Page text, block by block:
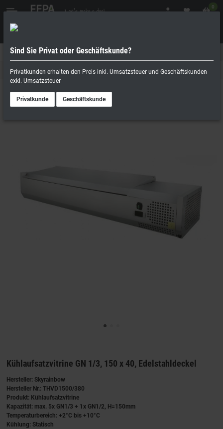
0
Geschäftskunde
Kühltechnik
Kühlaufsatzvitrine GN 1/3, 150 x 40, Edelstahldeckel
Hersteller: Skyrainbow
Hersteller Nr.: THVD1500/380
Produkt: Kühlaufsatzvitrine
Kapazität: max. 5x GN1/3 + 1x GN1/2, H=150mm
Temperaturbereich: +2°C bis +10°C
Kühlung: Statisch
Sind Sie Privat oder Geschäftskunde?
Privatkunden erhalten den Preis inkl. Umsatzsteuer und Geschäftskunden
exkl. Umsatzsteuer
Privatkunde Geschäftskunde